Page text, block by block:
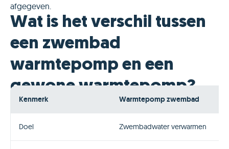
afgegeven.
Wat is het verschil tussen
een zwembad
warmtepomp en een
gewone warmtepomp?
Kenmerk Warmtepomp zwembad
Doel Zwembadwater verwarmen